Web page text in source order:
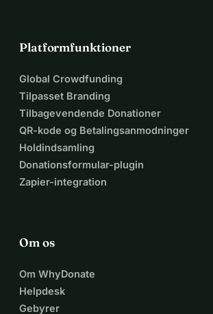
Platformfunktioner
Global Crowdfunding
Tilpasset Branding
Tilbagevendende Donationer
QR-kode og Betalingsanmodninger
Holdindsamling
Donationsformular-plugin
Zapier-integration
Om os
Om WhyDonate
Helpdesk
Gebyrer